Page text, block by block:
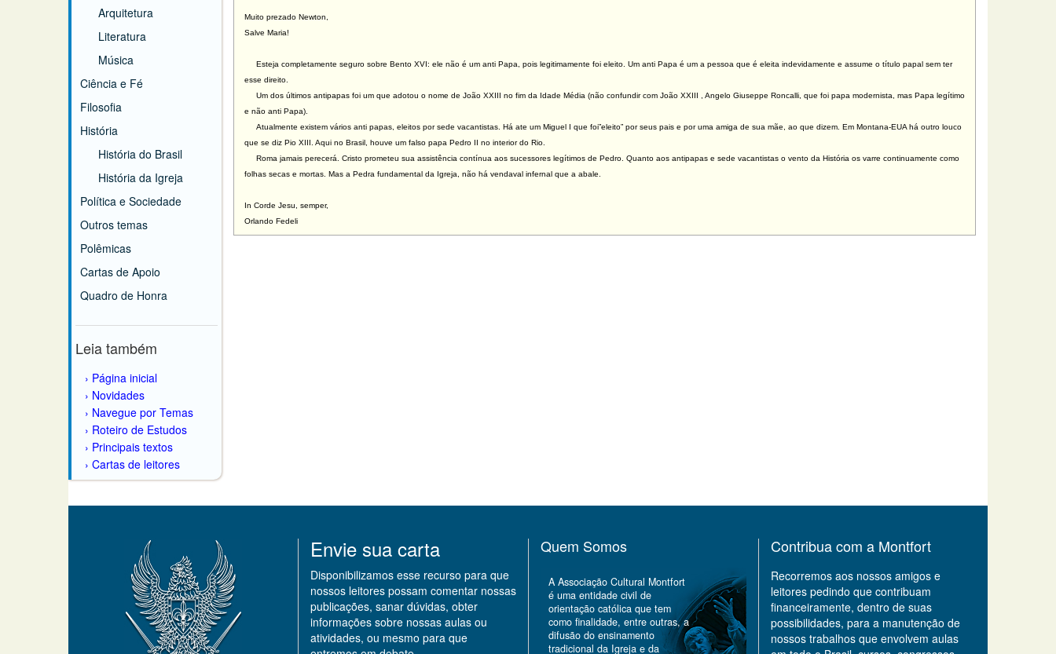
Arquitetura
Literatura
Música
Ciência e Fé
Filosofia
História
História do Brasil
História da Igreja
Política e Sociedade
Outros temas
Polêmicas
Cartas de Apoio
Quadro de Honra
Leia também
Página inicial
Novidades
Navegue por Temas
Roteiro de Estudos
Principais textos
Cartas de leitores
Muito prezado Newton,
Salve Maria!
Esteja completamente seguro sobre Bento XVI: ele não é um anti Papa, pois legitimamente foi eleito. Um anti Papa é um a pessoa que é eleita indevidamente e assume o título papal sem ter
esse direito.
Um dos últimos antipapas foi um que adotou o nome de João XXIII no fim da Idade Média (não confundir com João XXIII , Angelo Giuseppe Roncalli, que foi papa modernista, mas Papa legítimo
e não anti Papa).
Atualmente existem vários anti papas, eleitos por sede vacantistas. Há ate um Miguel I que foi”eleito” por seus pais e por uma amiga de sua mãe, ao que dizem. Em Montana-EUA há outro louco
que se diz Pio XIII. Aqui no Brasil, houve um falso papa Pedro II no interior do Rio.
Roma jamais perecerá. Cristo prometeu sua assistência contínua aos sucessores legítimos de Pedro. Quanto aos antipapas e sede vacantistas o vento da História os varre continuamente como
folhas secas e mortas. Mas a Pedra fundamental da Igreja, não há vendaval infernal que a abale.
In Corde Jesu, semper,
Orlando Fedeli
Envie sua carta
Disponibilizamos esse recurso para que
nossos leitores possam comentar nossas
publicações, sanar dúvidas, obter
informações sobre nossas aulas ou
atividades, ou mesmo para que
Quem Somos
A Associação Cultural Montfort
é uma entidade civil de
orientação católica que tem
como finalidade, entre outras, a
difusão do ensinamento
tradicional da Igreja e da
Contribua com a Montfort
Recorremos aos nossos amigos e
leitores pedindo que contribuam
financeiramente, dentro de suas
possibilidades, para a manutenção de
nossos trabalhos que envolvem aulas